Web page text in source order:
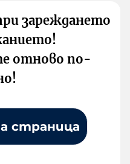
зареждането
отново по-
страница